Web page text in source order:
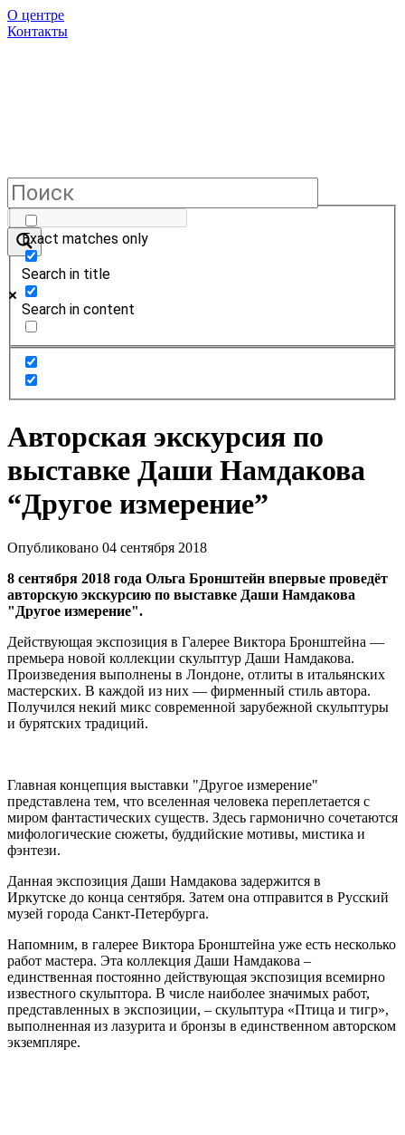
О центре
Контакты
Exact matches only
Search in title
Search in content
Авторская экскурсия по
выставке Даши Намдакова
“Другое измерение”
Опубликовано 04 сентября 2018
8 сентября 2018 года Ольга Бронштейн впервые проведёт
авторскую экскурсию по выставке Даши Намдакова
"Другое измерение".
Действующая экспозиция в Галерее Виктора Бронштейна —
премьера новой коллекции скульптур Даши Намдакова.
Произведения выполнены в Лондоне, отлиты в итальянских
мастерских. В каждой из них — фирменный стиль автора.
Получился некий микс современной зарубежной скульптуры
и бурятских традиций.
Главная концепция выставки "Другое измерение"
представлена тем, что вселенная человека переплетается с
миром фантастических существ. Здесь гармонично сочетаются
мифологические сюжеты, буддийские мотивы, мистика и
фэнтези.
Данная экспозиция Даши Намдакова задержится в
Иркутске до конца сентября. Затем она отправится в Русский
музей города Санкт-Петербурга.
Напомним, в галерее Виктора Бронштейна уже есть несколько
работ мастера. Эта коллекция Даши Намдакова –
единственная постоянно действующая экспозиция всемирно
известного скульптора. В числе наиболее значимых работ,
представленных в экспозиции, – скульптура «Птица и тигр»,
выполненная из лазурита и бронзы в единственном авторском
экземпляре.